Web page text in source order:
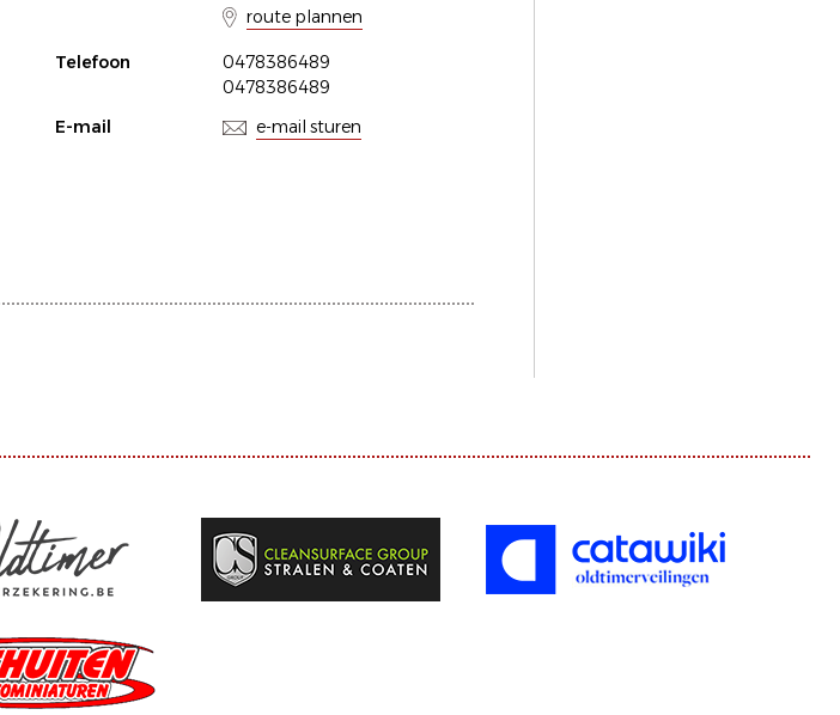
route plannen
Telefoon
0478386489
0478386489
E-mail
e-mail sturen